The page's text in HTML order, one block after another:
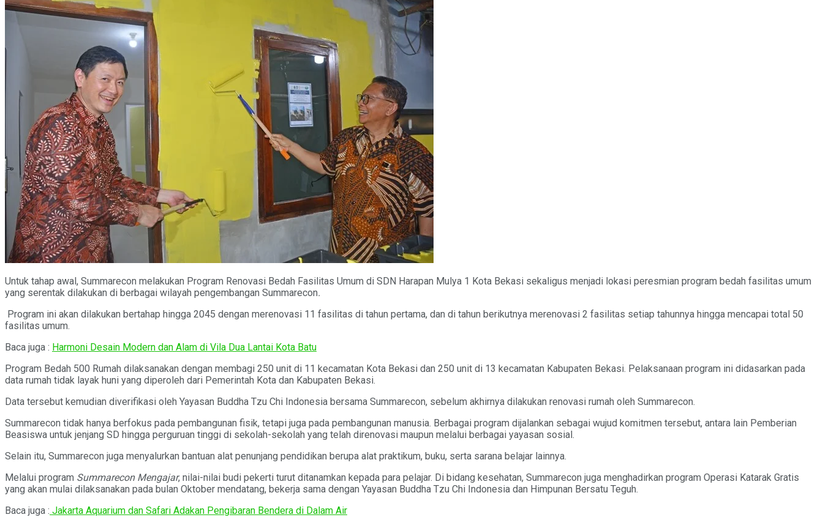
Untuk tahap awal, Summarecon melakukan Program Renovasi Bedah Fasilitas Umum di SDN Harapan Mulya 1 Kota Bekasi sekaligus menjadi lokasi peresmian program bedah fasilitas umum
yang serentak dilakukan di berbagai wilayah pengembangan Summarecon.
Program ini akan dilakukan bertahap hingga 2045 dengan merenovasi 11 fasilitas di tahun pertama, dan di tahun berikutnya merenovasi 2 fasilitas setiap tahunnya hingga mencapai total 50
fasilitas umum.
Baca juga : Harmoni Desain Modern dan Alam di Vila Dua Lantai Kota Batu
Program Bedah 500 Rumah dilaksanakan dengan membagi 250 unit di 11 kecamatan Kota Bekasi dan 250 unit di 13 kecamatan Kabupaten Bekasi. Pelaksanaan program ini didasarkan pada
data rumah tidak layak huni yang diperoleh dari Pemerintah Kota dan Kabupaten Bekasi.
Data tersebut kemudian diverifikasi oleh Yayasan Buddha Tzu Chi Indonesia bersama Summarecon, sebelum akhirnya dilakukan renovasi rumah oleh Summarecon.
Summarecon tidak hanya berfokus pada pembangunan fisik, tetapi juga pada pembangunan manusia. Berbagai program dijalankan sebagai wujud komitmen tersebut, antara lain Pemberian
Beasiswa untuk jenjang SD hingga perguruan tinggi di sekolah-sekolah yang telah direnovasi maupun melalui berbagai yayasan sosial.
Selain itu, Summarecon juga menyalurkan bantuan alat penunjang pendidikan berupa alat praktikum, buku, serta sarana belajar lainnya.
Melalui program Summarecon Mengajar, nilai-nilai budi pekerti turut ditanamkan kepada para pelajar. Di bidang kesehatan, Summarecon juga menghadirkan program Operasi Katarak Gratis
yang akan mulai dilaksanakan pada bulan Oktober mendatang, bekerja sama dengan Yayasan Buddha Tzu Chi Indonesia dan Himpunan Bersatu Teguh.
Baca juga : Jakarta Aquarium dan Safari Adakan Pengibaran Bendera di Dalam Air